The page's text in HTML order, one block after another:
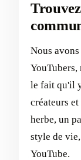
Nous
YouTubers,
le fait qu'il
créateurs
herbe, un
style de
YouTube.